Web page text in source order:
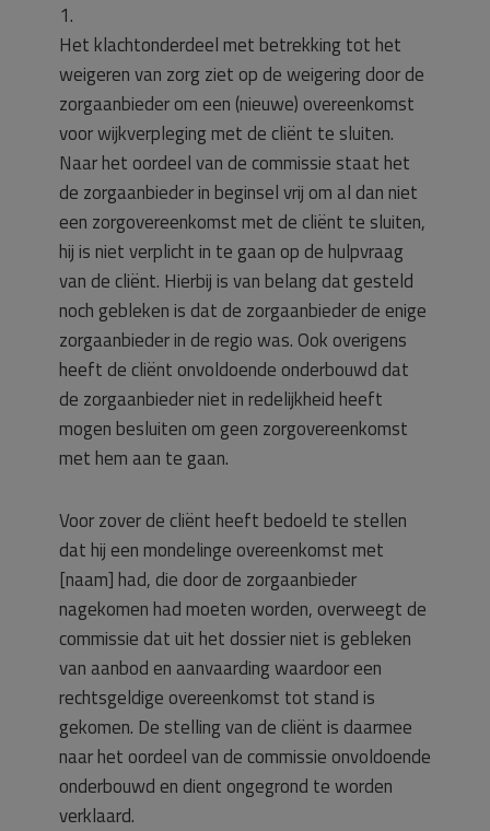
1.
Het klachtonderdeel met betrekking tot het
weigeren van zorg ziet op de weigering door de
zorgaanbieder om een (nieuwe) overeenkomst
voor wijkverpleging met de cliënt te sluiten.
Naar het oordeel van de commissie staat het
de zorgaanbieder in beginsel vrij om al dan niet
een zorgovereenkomst met de cliënt te sluiten,
hij is niet verplicht in te gaan op de hulpvraag
van de cliënt. Hierbij is van belang dat gesteld
noch gebleken is dat de zorgaanbieder de enige
zorgaanbieder in de regio was. Ook overigens
heeft de cliënt onvoldoende onderbouwd dat
de zorgaanbieder niet in redelijkheid heeft
mogen besluiten om geen zorgovereenkomst
met hem aan te gaan.
Voor zover de cliënt heeft bedoeld te stellen
dat hij een mondelinge overeenkomst met
[naam] had, die door de zorgaanbieder
nagekomen had moeten worden, overweegt de
commissie dat uit het dossier niet is gebleken
van aanbod en aanvaarding waardoor een
rechtsgeldige overeenkomst tot stand is
gekomen. De stelling van de cliënt is daarmee
naar het oordeel van de commissie onvoldoende
onderbouwd en dient ongegrond te worden
verklaard.